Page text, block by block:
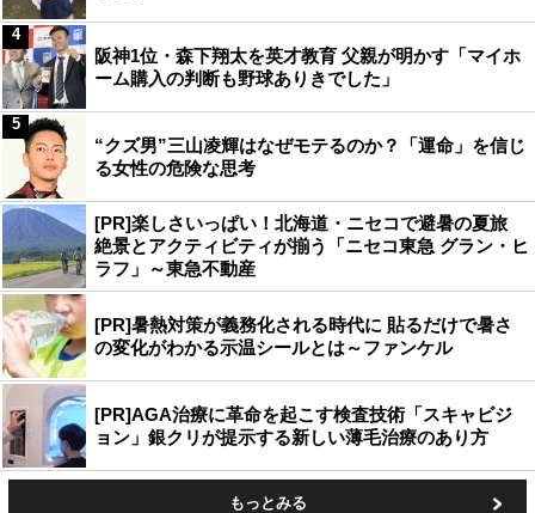
阪神1位・森下翔太を英才教育 父親が明かす「マイホ
ーム購入の判断も野球ありきでした」
4
“クズ男”三山凌輝はなぜモテるのか？「運命」を信じ
る女性の危険な思考
5
[PR]楽しさいっぱい！北海道・ニセコで避暑の夏旅
絶景とアクティビティが揃う「ニセコ東急 グラン・ヒ
ラフ」～東急不動産
[PR]暑熱対策が義務化される時代に 貼るだけで暑さ
の変化がわかる示温シールとは～ファンケル
[PR]AGA治療に革命を起こす検査技術「スキャビジ
ョン」銀クリが提示する新しい薄毛治療のあり方
もっとみる